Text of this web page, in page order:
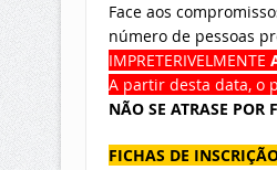
Face aos
número de pessoas
IMPRETERIVELMENTE
A partir desta data, o
NÃO SE ATRASE POR
FICHAS DE